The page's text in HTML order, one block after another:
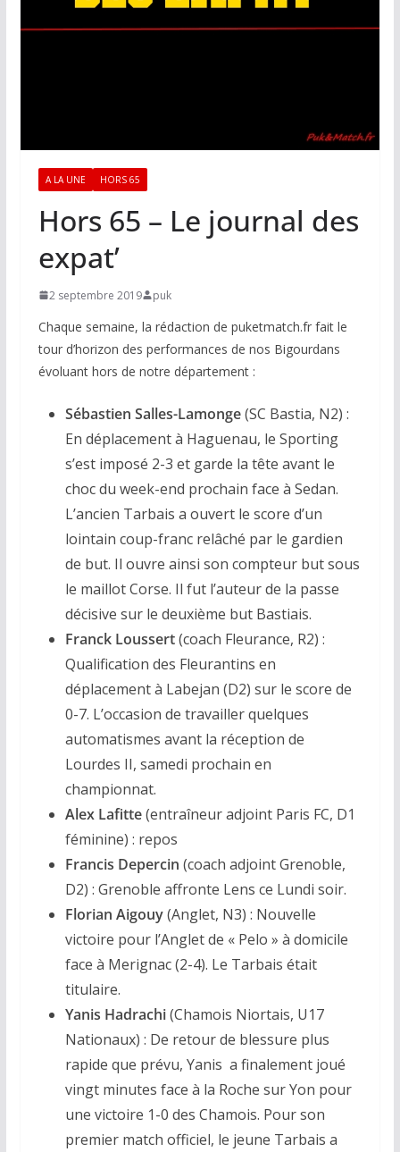
A LA UNE HORS 65
Hors 65 – Le journal des
expat’
2 septembre 2019 puk
Chaque semaine, la rédaction de puketmatch.fr fait le
tour d’horizon des performances de nos Bigourdans
évoluant hors de notre département :
Sébastien Salles-Lamonge(SC Bastia, N2) :
En déplacement à Haguenau, le Sporting
s’est imposé 2-3 et garde la tête avant le
choc du week-end prochain face à Sedan.
L’ancien Tarbais a ouvert le score d’un
lointain coup-franc relâché par le gardien
de but. Il ouvre ainsi son compteur but sous
le maillot Corse. Il fut l’auteur de la passe
décisive sur le deuxième but Bastiais.
Franck Loussert(coach Fleurance, R2) :
Qualification des Fleurantins en
déplacement à Labejan (D2) sur le score de
0-7. L’occasion de travailler quelques
automatismes avant la réception de
Lourdes II, samedi prochain en
championnat.
Alex Lafitte(entraîneur adjoint Paris FC, D1
féminine) : repos
Francis Depercin (coach adjoint Grenoble,
D2) : Grenoble affronte Lens ce Lundi soir.
Florian Aigouy(Anglet, N3) : Nouvelle
victoire pour l’Anglet de « Pelo » à domicile
face à Merignac (2-4). Le Tarbais était
titulaire.
Yanis Hadrachi(Chamois Niortais, U17
Nationaux) : De retour de blessure plus
rapide que prévu, Yanis a finalement joué
vingt minutes face à la Roche sur Yon pour
une victoire 1-0 des Chamois. Pour son
premier match officiel, le jeune Tarbais a